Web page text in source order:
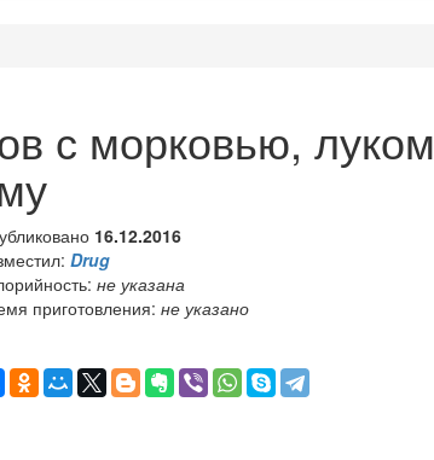
с морковью, луком
16.12.2016
Drug
не указана
приготовления: не указано